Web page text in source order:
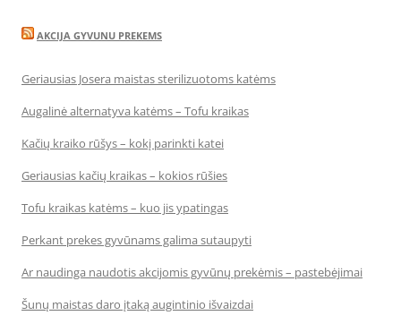
AKCIJA GYVUNU PREKEMS
Geriausias Josera maistas sterilizuotoms katėms
Augalinė alternatyva katėms – Tofu kraikas
Kačių kraiko rūšys – kokį parinkti katei
Geriausias kačių kraikas – kokios rūšies
Tofu kraikas katėms – kuo jis ypatingas
Perkant prekes gyvūnams galima sutaupyti
Ar naudinga naudotis akcijomis gyvūnų prekėmis – pastebėjimai
Šunų maistas daro įtaką augintinio išvaizdai